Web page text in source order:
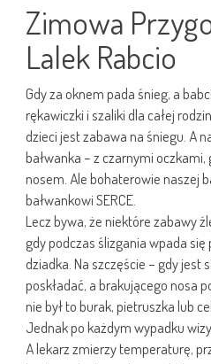
Zimowa
Lalek Rabcio
Gdy za oknem pada śnieg, a
rękawiczki i szaliki dla całej
dzieci jest zabawa na śniegu. A
bałwanka – z czarnymi
nosem. Ale bohaterowie naszej
bałwankowi SERCE.
Lecz bywa, że niektóre zabawy
gdy podczas ślizgania wpada
dziadka. Na szczęście – gdy jest
poskładać, a brakującego nosa
nie był to burak, pietruszka lub
Jednak po każdym wypadku
A lekarz zmierzy temperaturę,